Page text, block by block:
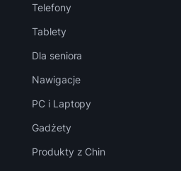
Telefony
Tablety
Dla seniora
Nawigacje
PC i Laptopy
Gadżety
Produkty z Chin